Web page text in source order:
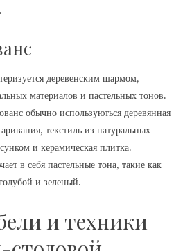
деревенским шармом,
материалов и пастельных тонов.
обычно используються деревянная
текстиль из натуральных
и керамическая плитка.
в себя пастельные тона, такие как
и зеленый.
и техники